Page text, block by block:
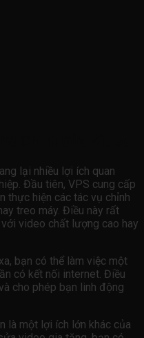
lại nhiều lợi ích quan
Đầu tiên, VPS cung cấp
thực hiện các tác vụ chỉnh
treo máy. Điều này rất
video chất lượng cao hay
bạn có thể làm việc một
có kết nối internet. Điều
cho phép bạn linh động
là một lợi ích lớn khác của